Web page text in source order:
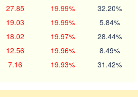
27.85 19.99% 32.20%
19.03 19.99% 5.84%
18.02 19.97% 28.44%
12.56 19.96% 8.49%
7.16 19.93% 31.42%